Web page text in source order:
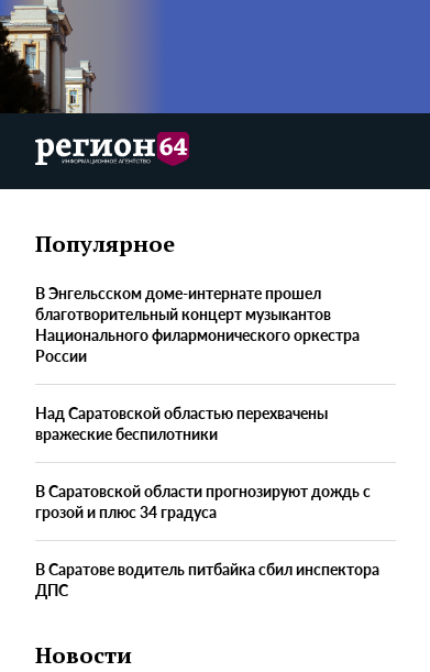
Популярное
В Энгельсском доме-интернате прошел
благотворительный концерт музыкантов
Национального филармонического оркестра
России
Над Саратовской областью перехвачены
вражеские беспилотники
В Саратовской области прогнозируют дождь с
грозой и плюс 34 градуса
В Саратове водитель питбайка сбил инспектора
ДПС
Новости